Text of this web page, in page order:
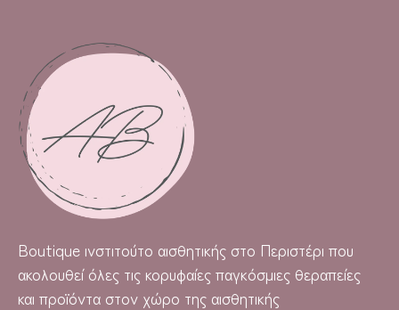
Boutique ινστιτούτο αισθητικής στο Περιστέρι που
ακολουθεί όλες τις κορυφαίες παγκόσμιες θεραπείες
και προϊόντα στον χώρο της αισθητικής